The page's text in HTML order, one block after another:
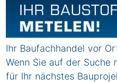
Ihr Baufachhandel vor
Wenn Sie auf der Suche
für Ihr nächstes